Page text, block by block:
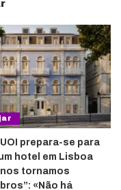
prepara-se para
hotel em Lisboa
tornamos
«Não há